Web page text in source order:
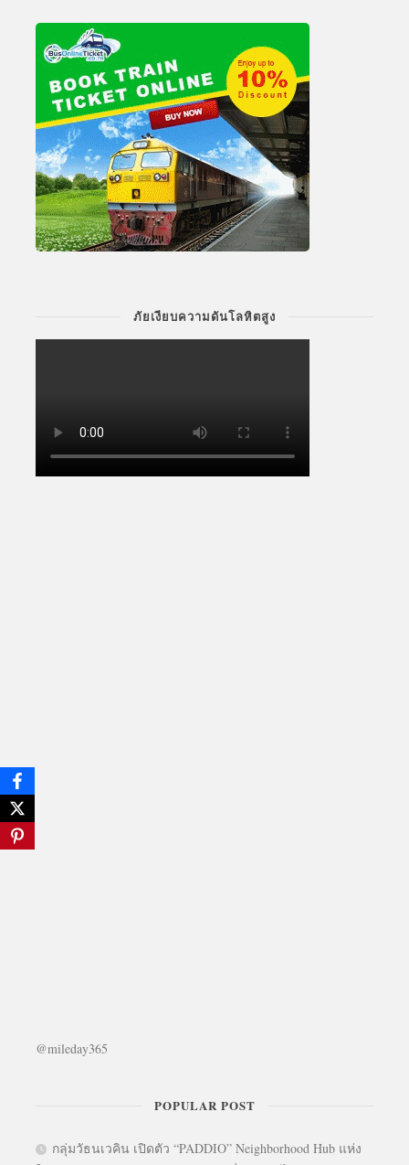
ภัยเงียบความดันโลหิตสูง
@mileday365
POPULAR POST
กลุ่มวัธนเวคิน เปิดตัว “PADDIO” Neighborhood Hub แห่ง